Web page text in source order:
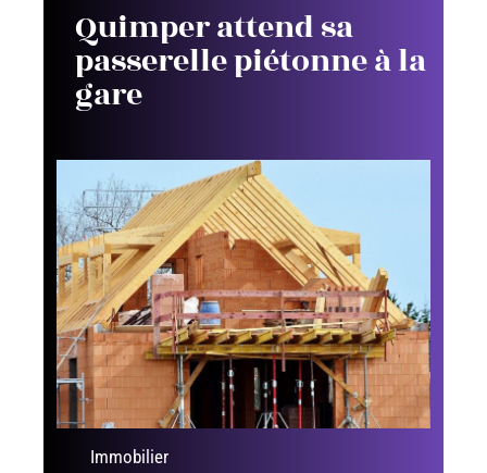
Quimper attend sa
passerelle piétonne à la
gare
Immobilier